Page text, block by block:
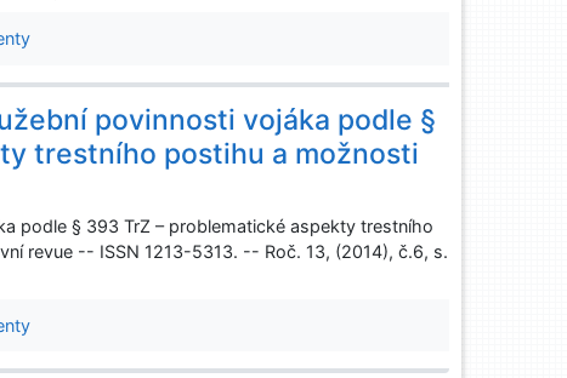
povinnosti vojáka podle §
trestního postihu a možnosti
podle § 393 TrZ – problematické aspekty trestního
revue -- ISSN 1213-5313. -- Roč. 13, (2014), č.6, s.